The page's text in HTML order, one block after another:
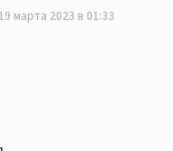
19 марта 2023 в 01:33